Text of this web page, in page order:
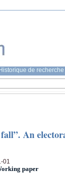
Historique de recherche
An
01
paper